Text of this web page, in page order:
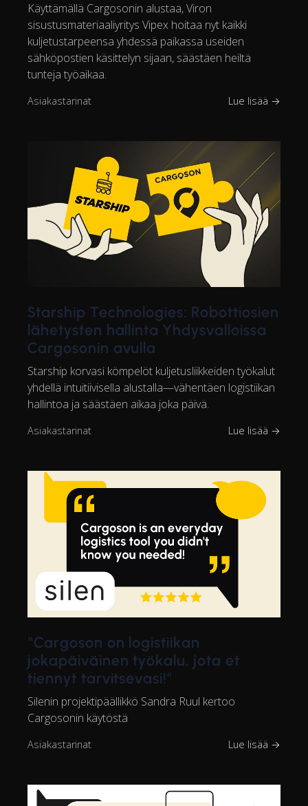
Käyttämällä Cargosonin alustaa, Viron
sisustusmateriaaliyritys Vipex hoitaa nyt kaikki
kuljetustarpeensa yhdessä paikassa useiden
sähköpostien käsittelyn sijaan, säästäen heiltä
tunteja työaikaa.
Asiakastarinat Lue lisää →
Starship Technologies: Robottiosien
lähetysten hallinta Yhdysvalloissa
Cargosonin avulla
Starship korvasi kömpelöt kuljetusliikkeiden työkalut
yhdellä intuitiivisella alustalla—vähentäen logistiikan
hallintoa ja säästäen aikaa joka päivä.
Asiakastarinat Lue lisää →
"Cargoson on logistiikan
jokapäiväinen työkalu, jota et
tiennyt tarvitsevasi!"
Silenin projektipäällikkö Sandra Ruul kertoo
Cargosonin käytöstä
Asiakastarinat Lue lisää →